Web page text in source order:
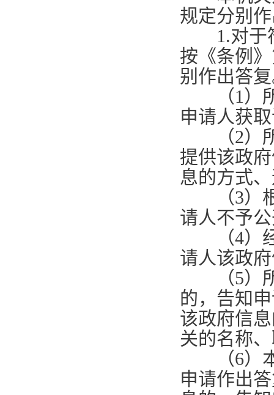
规定分别
1.对于
按《条例
别作出答
（1 ）
申请人获
（2）
提供该政
息的方式
（3）
请人不予
（4）
请人该政
（5）
的，告知
该政府信
关的名称
（6）
申请作出